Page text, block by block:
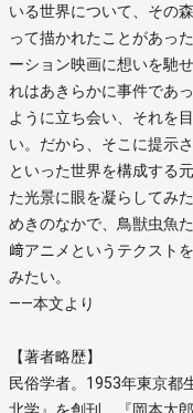
いる世界について、その
って描かれたことがあっ
ーション映画に想いを馳
れはあきらかに事件であ
ように立ち会い、それを
い。だから、そこに提示
といった世界を構成する
た光景に眼を凝らしてみ
めきのなかで、鳥獣虫魚
﨑アニメというテクスト
みたい。
――本文より
【著者略歴】
民俗学者。1953年東京都
北学』を創刊。『岡本太